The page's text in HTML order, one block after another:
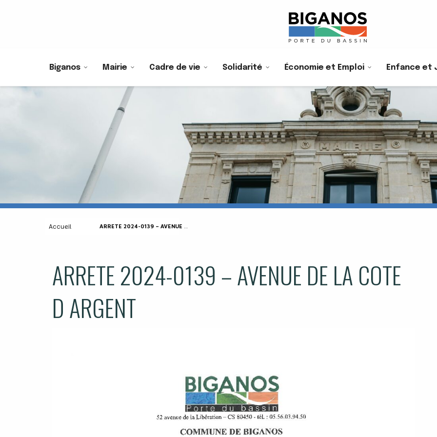
Biganos Mairie Cadre de vie Solidarité Économie et Emploi Enfance et
Accueil ARRETE 2024-0139 – AVENUE DE LA COTE D ARGENT
ARRETE 2024-0139 – AVENUE DE LA COTE
D ARGENT